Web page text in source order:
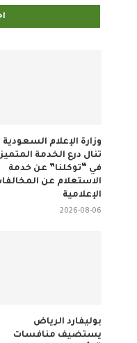
وزارة الإعلام السعودية
تنال درع الخدمة
في “توكلنا” عن خدمة
الاستعلام عن
الإعلامية
2026-08-06
بوليفارد الرياض
يستضيف منافسات